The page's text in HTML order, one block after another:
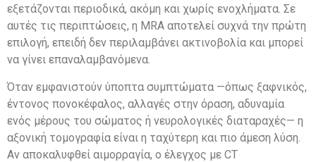
εξετάζονται περιοδικά, ακόμη και χωρίς ενοχλήματα. Σε
αυτές τις περιπτώσεις, η MRA αποτελεί συχνά την πρώτη
επιλογή, επειδή δεν περιλαμβάνει ακτινοβολία και μπορεί
να γίνει επαναλαμβανόμενα.
Όταν εμφανιστούν ύποπτα συμπτώματα —όπως ξαφνικός,
έντονος πονοκέφαλος, αλλαγές στην όραση, αδυναμία
ενός μέρους του σώματος ή νευρολογικές διαταραχές— η
αξονική τομογραφία είναι η ταχύτερη και πιο άμεση λύση.
Αν αποκαλυφθεί αιμορραγία, ο έλεγχος με CT